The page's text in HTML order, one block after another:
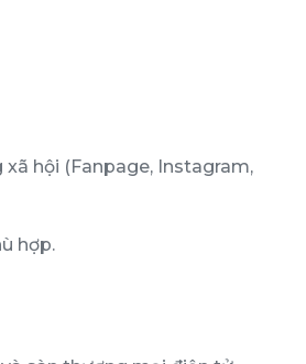
hội (Fanpage, Instagram,
hợp.